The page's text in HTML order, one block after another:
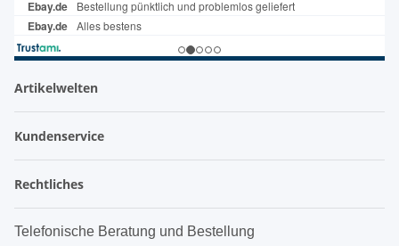
Artikelwelten
Kundenservice
Rechtliches
Telefonische Beratung und Bestellung